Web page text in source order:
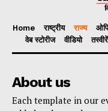
Home राष्ट्रीय राज्य
वेब स्टोरीज
वीडियो तस्वीरें
About us
Each template in our